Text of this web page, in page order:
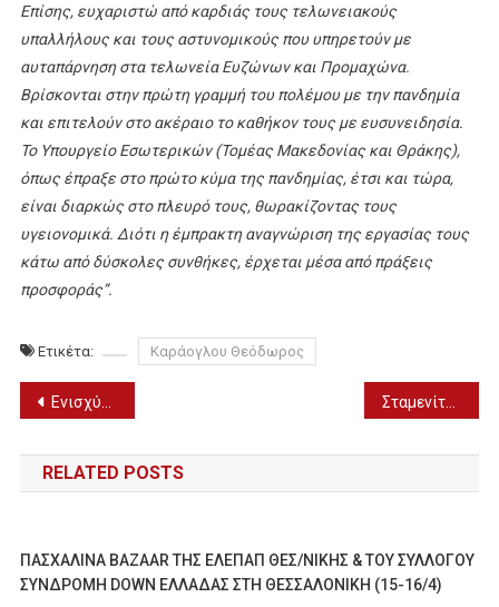
Επίσης, ευχαριστώ από καρδιάς τους τελωνειακούς
υπαλλήλους και τους αστυνομικούς που υπηρετούν με
αυταπάρνηση στα τελωνεία Ευζώνων και Προμαχώνα.
Βρίσκονται στην πρώτη γραμμή του πολέμου με την πανδημία
και επιτελούν στο ακέραιο το καθήκον τους με ευσυνειδησία.
Το Υπουργείο Εσωτερικών (Τομέας Μακεδονίας και Θράκης),
όπως έπραξε στο πρώτο κύμα της πανδημίας, έτσι και τώρα,
είναι διαρκώς στο πλευρό τους, θωρακίζοντας τους
υγειονομικά. Διότι η έμπρακτη αναγνώριση της εργασίας τους
κάτω από δύσκολες συνθήκες, έρχεται μέσα από πράξεις
προσφοράς”.
Ετικέτα: Καράογλου Θεόδωρος
Πλοήγηση
άρθρων
Ενισχύεται με ιατρικό εξοπλισμό το Γ.Ν Γιαννιτσών μετά από σύμβαση με την ΠΕ Πέλλας
RELATED POSTS
ΠΑΣΧΑΛΙΝΑ BAZAAR ΤΗΣ ΕΛΕΠΑΠ ΘΕΣ/ΝΙΚΗΣ & ΤΟΥ ΣΥΛΛΟΓΟΥ
ΣΥΝΔΡΟΜΗ DOWN ΕΛΛΑΔΑΣ ΣΤΗ ΘΕΣΣΑΛΟΝΙΚΗ (15-16/4)